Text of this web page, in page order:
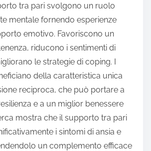
tra pari svolgono un ruolo
mentale fornendo esperienze
emotivo. Favoriscono un
riducono i sentimenti di
le strategie di coping. I
della caratteristica unica
reciproca, che può portare a
e a un miglior benessere
mostra che il supporto tra pari
i sintomi di ansia e
un complemento efficace